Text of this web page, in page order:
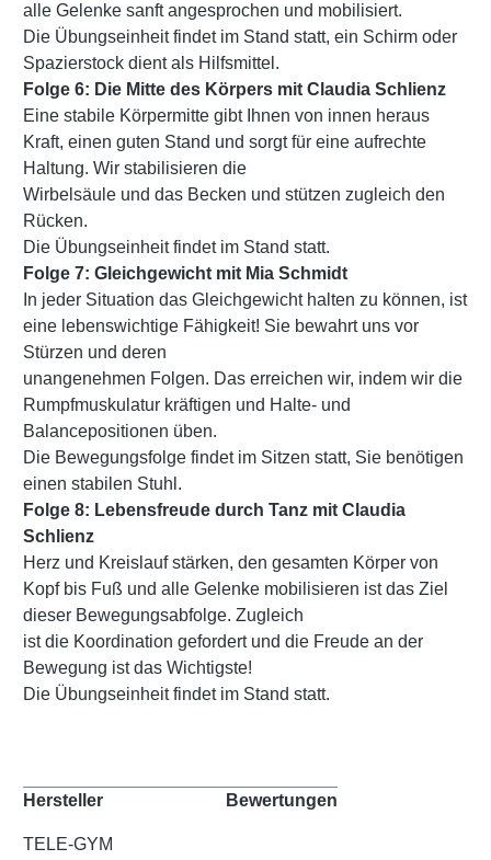
alle Gelenke sanft angesprochen und mobilisiert.
Die Übungseinheit findet im Stand statt, ein Schirm oder
Spazierstock dient als Hilfsmittel.
Folge 6: Die Mitte des Körpers mit Claudia Schlienz
Eine stabile Körpermitte gibt Ihnen von innen heraus
Kraft, einen guten Stand und sorgt für eine aufrechte
Haltung. Wir stabilisieren die
Wirbelsäule und das Becken und stützen zugleich den
Rücken.
Die Übungseinheit findet im Stand statt.
Folge 7: Gleichgewicht mit Mia Schmidt
In jeder Situation das Gleichgewicht halten zu können, ist
eine lebenswichtige Fähigkeit! Sie bewahrt uns vor
Stürzen und deren
unangenehmen Folgen. Das erreichen wir, indem wir die
Rumpfmuskulatur kräftigen und Halte- und
Balancepositionen üben.
Die Bewegungsfolge findet im Sitzen statt, Sie benötigen
einen stabilen Stuhl.
Folge 8: Lebensfreude durch Tanz mit Claudia
Schlienz
Herz und Kreislauf stärken, den gesamten Körper von
Kopf bis Fuß und alle Gelenke mobilisieren ist das Ziel
dieser Bewegungsabfolge. Zugleich
ist die Koordination gefordert und die Freude an der
Bewegung ist das Wichtigste!
Die Übungseinheit findet im Stand statt.
Hersteller
TELE-GYM
Bewertungen